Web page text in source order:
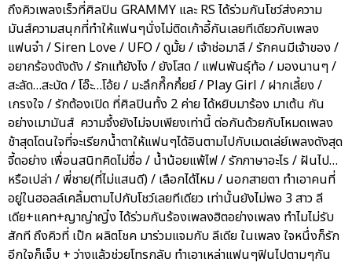
ถึงคิวเพลงเร็วที่ศิลปิน GRAMMY และ RS ได้ร่วมกันโชว์ส่งความ
มันส์ความสนุกที่ทำให้แฟนๆนั่งไม่ติดเก้าอี้กันเลยทีเดียวกับเพลง
แฟนจ๋า / Siren Love / UFO / ดูมั้ย / เจ้าช่อมาลี / รักคนมีเจ้าของ /
อยากร้องดังดัง / รักแท้ยังไง / ยังโสด / แฟนพันธุ์ท้อ / มองนานๆ /
สะลัด…สะบัด / โอ๊ะ…โอ้ย / มะลึกกึ๊กกึ๋ยย์ / Play Girl / ฝากเลี้ยง /
เกรงใจ / รักต้องเปิด ที่ศิลปินทั้ง 2 ค่าย ได้หยิบมาร้อง มาเต้น กัน
อย่างเมามันส์ ความจึ้งยังไม่จบเพียงเท่านี้ ต่อกันด้วยกับโหมดเพลง
ช้าสุดโดนใจที่จะเรียกน้ำตาให้แฟนๆได้อินตามไปกับเมดเล่ย์เพลงดังสุด
จี้ดอย่าง เพื่อนสนิทคิดไม่ซื่อ / น้ำน้อยแพ้ไฟ / รักภาษาอะไร / ฝันไป…
หรือเปล่า / พี่ชาย(ที่ไม่แสนดี) / เลือกได้ไหม / นอกสายตา ทำเอาคนที่
อยู่ในฮอลล์เคลิ้มตามไปกับโชว์เลยทีเดียว เท่านั้นยังไม่พอ 3 สาว ลี
เดีย+แคท+ญาญ่าญิ๋ง ได้ร่วมกันร้องเพลงฮิตอย่างเพลง ทำไมไม่รับ
สักที ถึงคิวที่ เป๊ก ผลิตโชค มาร่วมแจมกับ ลีเดีย ในเพลง ใจหนึ่งก็รัก
อีกใจก็เจ็บ + ว่างแล้วช่วยโทรกลับ ทำเอาเหล่าแฟนๆฟินไปตามๆกัน